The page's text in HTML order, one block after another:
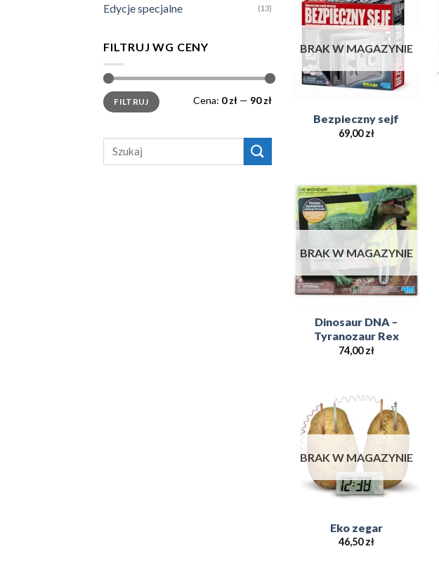
Edycje specjalne (13)
FILTRUJ WG CENY
Cena
min.
Cena
maks.FILTRUJ Cena: 0 zł — 90 zł
Szukaj:
Add to
Wishlist
BRAK W MAGAZYNIE
Bezpieczny sejf
69,00zł
Add to
Wishlist
BRAK W MAGAZYNIE
Dinosaur DNA –
Tyranozaur Rex
74,00zł
Add to
Wishlist
BRAK W MAGAZYNIE
Eko zegar
46,50zł